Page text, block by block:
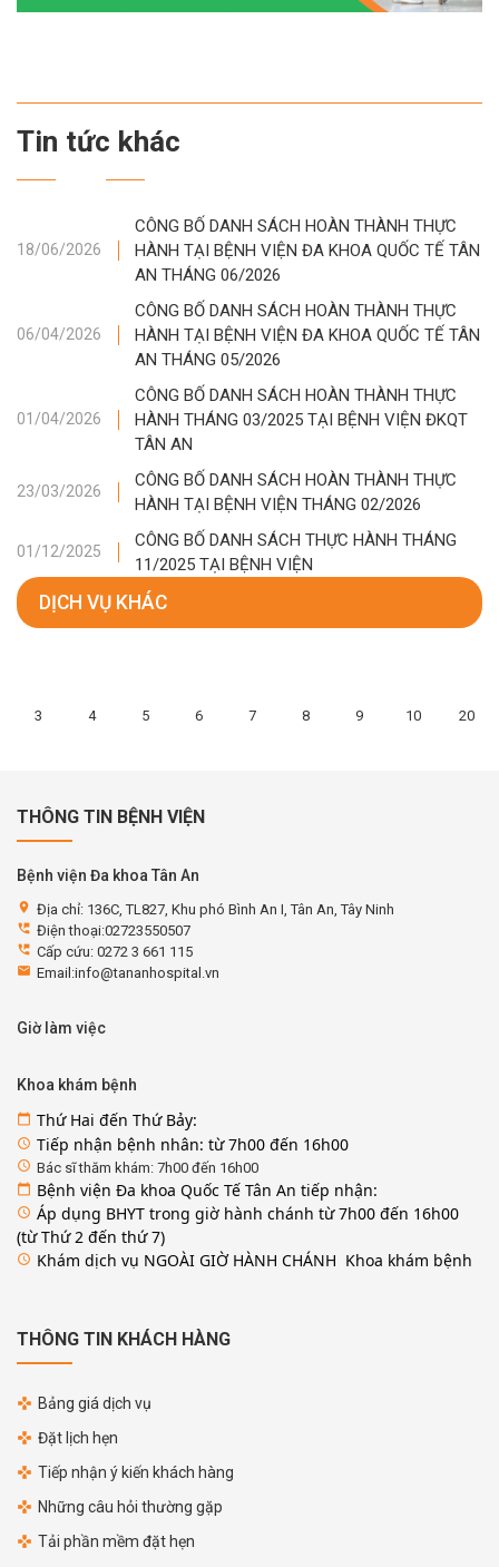
Tin tức khác
18/06/2026
CÔNG BỐ DANH SÁCH HOÀN THÀNH THỰC
HÀNH TẠI BỆNH VIỆN ĐA KHOA QUỐC TẾ TÂN
AN THÁNG 06/2026
06/04/2026
CÔNG BỐ DANH SÁCH HOÀN THÀNH THỰC
HÀNH TẠI BỆNH VIỆN ĐA KHOA QUỐC TẾ TÂN
AN THÁNG 05/2026
01/04/2026
CÔNG BỐ DANH SÁCH HOÀN THÀNH THỰC
HÀNH THÁNG 03/2025 TẠI BỆNH VIỆN ĐKQT
TÂN AN
23/03/2026
CÔNG BỐ DANH SÁCH HOÀN THÀNH THỰC
HÀNH TẠI BỆNH VIỆN THÁNG 02/2026
01/12/2025
CÔNG BỐ DANH SÁCH THỰC HÀNH THÁNG
11/2025 TẠI BỆNH VIỆN
DỊCH VỤ KHÁC
3 4 5 6 7 8 9 10 20
THÔNG TIN BỆNH VIỆN
Bệnh viện Đa khoa Tân An
location_on Địa chỉ: 136C, TL827, Khu phó Bình An I, Tân An, Tây Ninh
perm_phone_msg Điện thoại:02723550507
perm_phone_msg Cấp cứu: 0272 3 661 115
email Email:info@tananhospital.vn
Giờ làm việc
Khoa khám bệnh
calendar_today Thứ Hai đến Thứ Bảy:
access_time Tiếp nhận bệnh nhân: từ 7h00 đến 16h00
access_time Bác sĩ thăm khám: 7h00 đến 16h00
calendar_today Bệnh viện Đa khoa Quốc Tế Tân An tiếp nhận:
access_time Áp dụng BHYT trong giờ hành chánh từ 7h00 đến 16h00
(từ Thứ 2 đến thứ 7)
access_time Khám dịch vụ NGOÀI GIỜ HÀNH CHÁNH Khoa khám bệnh
THÔNG TIN KHÁCH HÀNG
Bảng giá dịch vụ
Đặt lịch hẹn
Tiếp nhận ý kiến khách hàng
Những câu hỏi thường gặp
Tải phần mềm đặt hẹn